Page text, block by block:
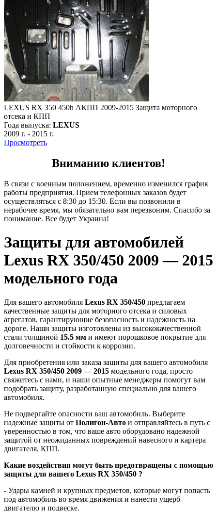
LEXUS RX 350 450h АКПП 2009-2015 Защита моторного
отсека и КПП
Года выпуска: LEXUS
2009 г. - 2015 г.
Просмотреть
Вниманию клиентов!
В связи с военным положением, временно изменился график
работы предприятия. Прием телефонных заказов будет
осуществляться с 8:30 до 15:30. Если вы позвонили в
нерабочее время, мы обязательно вам перезвоним. Спасибо за
понимание. Все будет Украина!
Защиты для автомобилей
Lexus RX 350/450 2009 — 2015
модельного года
Для вашего автомобиля Lexus RX 350/450 предлагаем
качественные защиты для моторного отсека и силовых
агрегатов, гарантирующие безопасность и надежность на
дороге. Наши защиты изготовлены из высококачественной
стали толщиной 15.5 мм и имеют порошковое покрытие для
долговечности и стойкости к коррозии.
Для приобретения или заказа защиты для вашего автомобиля
Lexus RX 350/450 2009 — 2015 модельного года, просто
свяжитесь с нами, и наши опытные менеджеры помогут вам
подобрать защиту, разработанную специально для вашего
автомобиля.
Не подвергайте опасности ваш автомобиль. Выберите
надежные защиты от Полигон-Авто и отправляйтесь в путь с
уверенностью в том, что ваше авто оборудовано надежной
защитой от неожиданных повреждений навесного и картера
двигателя, КПП.
Какие воздействия могут быть предотвращены с помощью
защиты для вашего Lexus RX 350/450 ?
- Удары камней и крупных предметов, которые могут попасть
под автомобиль во время движения и нанести ущерб
двигателю и подвеске.